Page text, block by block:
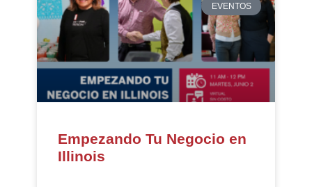
EVENTOS
Empezando Tu Negocio en
Illinois